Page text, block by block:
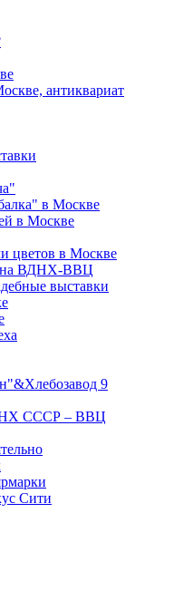
антиквариат
в Москве
в Москве
цветов в Москве
на ВДНХ-ВВЦ
выставки
9
СССР – ВВЦ
Сити